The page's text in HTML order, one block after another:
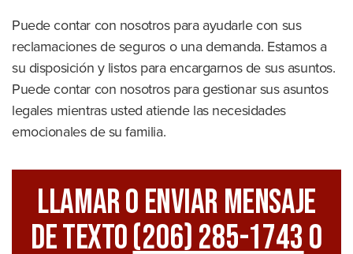
Puede contar con nosotros para ayudarle con sus
reclamaciones de seguros o una demanda. Estamos a
su disposición y listos para encargarnos de sus asuntos.
Puede contar con nosotros para gestionar sus asuntos
legales mientras usted atiende las necesidades
emocionales de su familia.
Llamar O Enviar Mensaje
De Texto(206) 285-1743O